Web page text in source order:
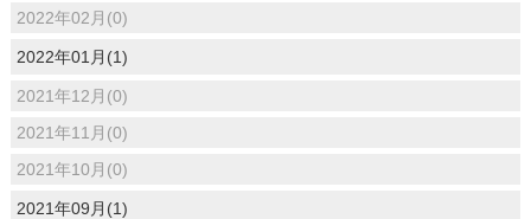
2022年02月(0)
2022年01月(1)
2021年12月(0)
2021年11月(0)
2021年10月(0)
2021年09月(1)